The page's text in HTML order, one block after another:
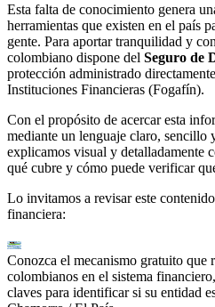
Esta falta de conocimiento genera
herramientas que existen en el país
gente. Para aportar tranquilidad y
colombiano dispone del Seguro de
protección administrado
Instituciones Financieras (Fogafín).
Con el propósito de acercar esta
mediante un lenguaje claro, sencillo
explicamos visual y detalladamente
qué cubre y cómo puede verificar
Lo invitamos a revisar este
financiera:
Conozca el mecanismo gratuito que
colombianos en el sistema
claves para identificar si su entidad